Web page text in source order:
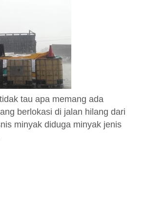
tau apa memang ada
berlokasi di jalan hilang dari
minyak diduga minyak jenis